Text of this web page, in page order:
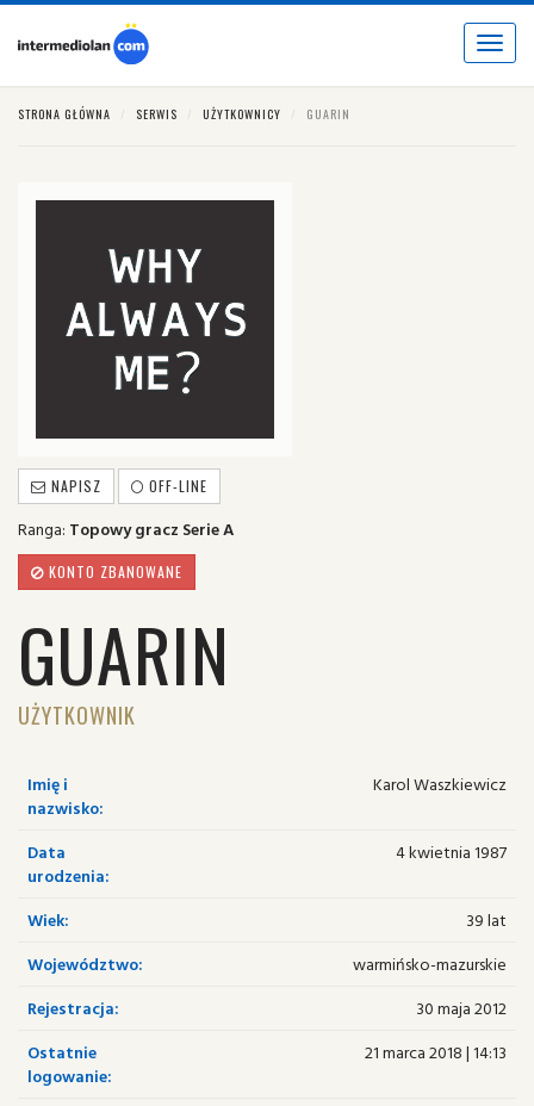
Toggle
STRONA GŁÓWNA SERWIS UŻYTKOWNICY GUARIN
NAPISZ OFF-LINE
Ranga: Topowy gracz Serie A
KONTO ZBANOWANE
GUARIN
UŻYTKOWNIK
Imię i
nazwisko:
Karol Waszkiewicz
Data
urodzenia:
4 kwietnia 1987
Wiek:
39 lat
Województwo:
warmińsko-mazurskie
Rejestracja:
30 maja 2012
Ostatnie
logowanie:
21 marca 2018 | 14:13